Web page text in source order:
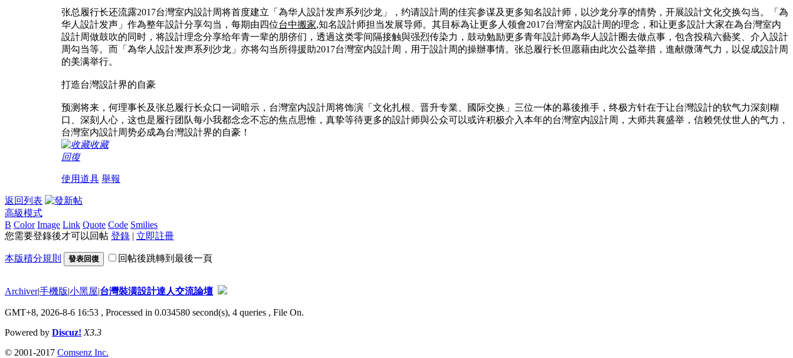
张总履行长还流露2017台灣室内設計周将首度建立「為华人設計发声系列沙龙」，约请設計周的佳宾参谋及更多知名設計师，以沙龙分享的情势，开展設計文化交换勾当。「為
华人設計发声」作為整年設計分享勾当，每期由四位台中搬家,知名設計师担当发展导师。其目标為让更多人领會2017台灣室内設計周的理念，和让更多設計大家在為台灣室内
設計周做鼓吹的同时，将設計理念分享给年青一辈的朋侪们，透過这类零间隔接触與强烈传染力，鼓动勉励更多青年設計师為华人設計圈去做点事，包含投稿六藝奖、介入設計
周勾当等。而「為华人設計发声系列沙龙」亦将勾当所得援助2017台灣室内設計周，用于設計周的操辦事情。张总履行长但愿藉由此次公益举措，進献微薄气力，以促成設計周
的美满举行。
打造台灣設計界的自豪
预测将来，何理事长及张总履行长众口一词暗示，台灣室内設計周将饰演「文化扎根、晋升专業、國际交换」三位一体的幕後推手，终极方针在于让台灣設計的软气力深刻糊
口、深刻人心，这也是履行团队每小我都念念不忘的焦点思惟，真挚等待更多的設計师與公众可以或许积极介入本年的台灣室内設計周，大师共襄盛举，信赖凭仗世人的气力，
台灣室内設計周势必成為台灣設計界的自豪！
收藏
回復
使用道具 舉報
返回列表
高級模式
B Color Image Link Quote Code Smilies
您需要登錄後才可以回帖 登錄 | 立即註冊
本版積分規則 發表回復 回帖後跳轉到最後一頁
Archiver|手機版|小黑屋|台灣裝潢設計達人交流論壇
GMT+8, 2026-8-6 16:53 , Processed in 0.034580 second(s), 4 queries , File On.
Powered by Discuz! X3.3
© 2001-2017 Comsenz Inc.